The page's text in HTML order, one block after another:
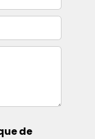
de